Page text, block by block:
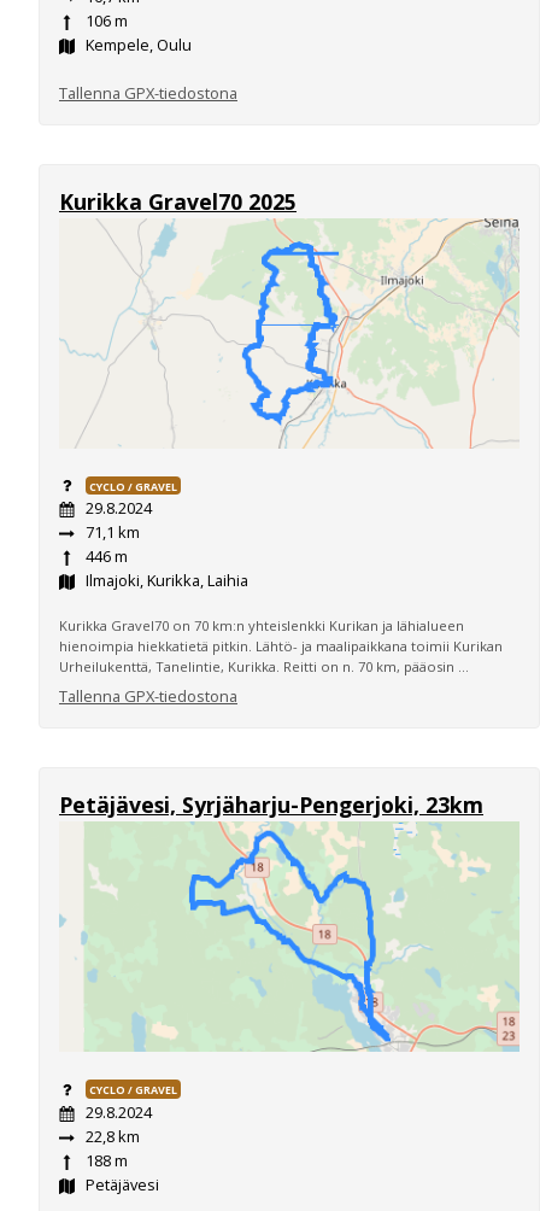
106 m
Kempele, Oulu
Tallenna GPX-tiedostona
Kurikka Gravel70 2025
CYCLO / GRAVEL
29.8.2024
71,1 km
446 m
Ilmajoki, Kurikka, Laihia
Kurikka Gravel70 on 70 km:n yhteislenkki Kurikan ja lähialueen
hienoimpia hiekkatietä pitkin. Lähtö- ja maalipaikkana toimii Kurikan
Urheilukenttä, Tanelintie, Kurikka. Reitti on n. 70 km, pääosin ...
Tallenna GPX-tiedostona
Petäjävesi, Syrjäharju-Pengerjoki, 23km
CYCLO / GRAVEL
29.8.2024
22,8 km
188 m
Petäjävesi